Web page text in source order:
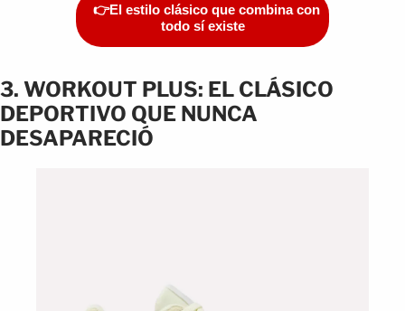
👉El estilo clásico que combina con
todo sí existe
3. WORKOUT PLUS: EL CLÁSICO
DEPORTIVO QUE NUNCA
DESAPARECIÓ